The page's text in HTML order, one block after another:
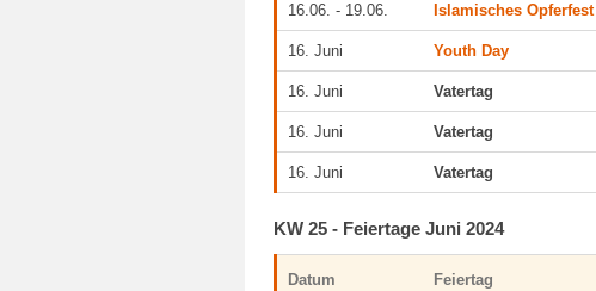
16.06. - 19.06. Islamisches Opferfest
16. Juni Youth Day
16. Juni Vatertag
16. Juni Vatertag
16. Juni Vatertag
KW 25 - Feiertage Juni 2024
Datum Feiertag